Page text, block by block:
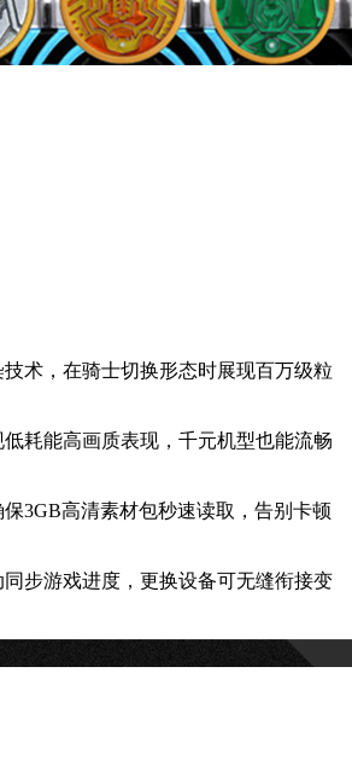
术，在骑士切换形态时展现百万级粒
耗能高画质表现，千元机型也能流畅
3GB高清素材包秒速读取，告别卡顿
步游戏进度，更换设备可无缝衔接变